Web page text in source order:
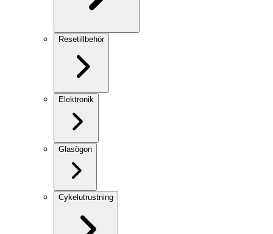
Resetillbehör
Elektronik
Glasögon
Cykelutrustning